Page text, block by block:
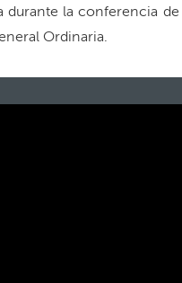
durante la conferencia
Ordinaria.